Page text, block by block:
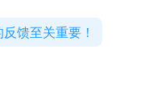
馈至关重要！